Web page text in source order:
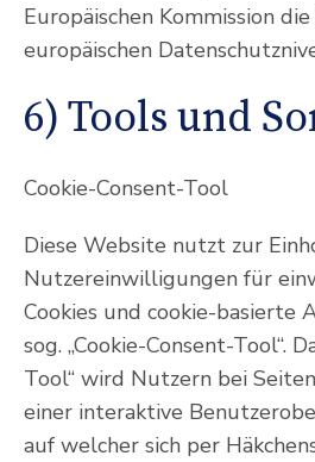
Europäischen Kommission
europäischen
6) Tools und
Cookie-Consent-Tool
Diese Website nutzt zur
Nutzereinwilligungen für
Cookies und cookie-basierte
sog. „Cookie-Consent-Tool“.
Tool“ wird Nutzern bei
einer interaktive
auf welcher sich per